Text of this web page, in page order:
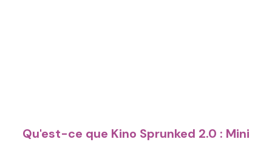
Qu'est-ce que Kino Sprunked 2.0 : Mini